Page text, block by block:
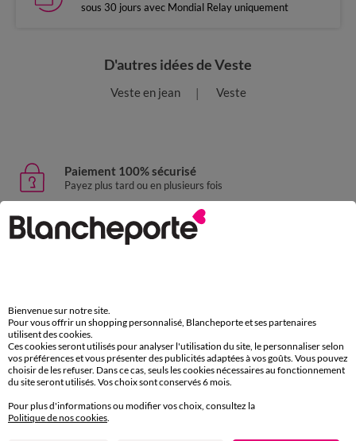
sous 30 jours avec Mondial Relay uniquement
D'autres idées de Veste
Veste en jean Veste
Paiement 100% sécurisé
Payez plus tard ou en plusieurs fois
Livraison express
domicile, relais, consignes automatiques
Service clients
par chat et par téléphone
de 8h00 à 20h00 du lundi au samedi
Bienvenue sur notre site.
Pour vous offrir un shopping personnalisé, Blancheporte et ses partenaires
utilisent des cookies.
Ces cookies seront utilisés pour analyser l'utilisation du site, le personnaliser selon
vos préférences et vous présenter des publicités adaptées à vos goûts. Vous pouvez
choisir de les refuser. Dans ce cas, seuls les cookies nécessaires au fonctionnement
du site seront utilisés. Vos choix sont conservés 6 mois.
Pour plus d'informations ou modifier vos choix, consultez la
Politique de nos cookies.